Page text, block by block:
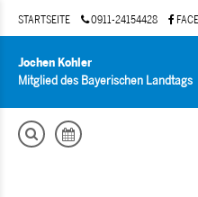
STARTSEITE 0911-24154428
Jochen Kohler
Mitglied des Bayerischen Landtags